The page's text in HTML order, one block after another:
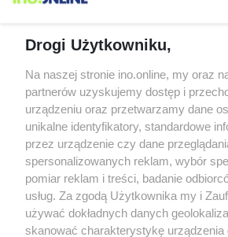
Drogi Użytkowniku,
Na naszej stronie ino.online, my oraz
partnerów uzyskujemy dostęp i
urządzeniu oraz przetwarzamy dane
unikalne identyfikatory, standardowe
przez urządzenie czy dane
spersonalizowanych reklam, wybór
pomiar reklam i treści, badanie
usług. Za zgodą Użytkownika my i
używać dokładnych danych
skanować charakterystykę urządzenia